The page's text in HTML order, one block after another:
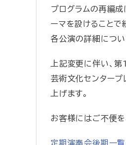
プログラムの再編成
ーマを設けることで
各公演の詳細につ
上記変更に伴い、
芸術文化センタープ
上げます。
お客様にはご不便を
定期演奏会後期一